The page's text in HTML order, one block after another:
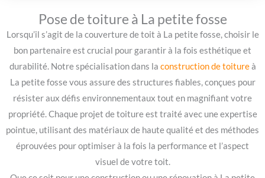
Pose de toiture à La petite fosse
Lorsqu’il s’agit de la couverture de toit à La petite fosse, choisir le
bon partenaire est crucial pour garantir à la fois esthétique et
durabilité. Notre spécialisation dans la construction de toitureà
La petite fosse vous assure des structures fiables, conçues pour
résister aux défis environnementaux tout en magnifiant votre
propriété. Chaque projet de toiture est traité avec une expertise
pointue, utilisant des matériaux de haute qualité et des méthodes
éprouvées pour optimiser à la fois la performance et l’aspect
visuel de votre toit.